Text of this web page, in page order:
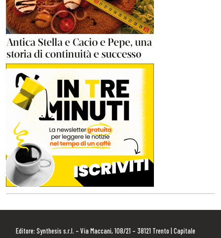
Editore: Synthesis s.r.l. – Via Maccani, 108/21 – 38121 Trento | Capitale